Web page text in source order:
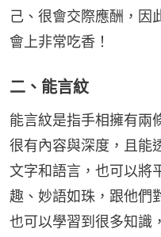
己、很會交際應酬，因
會上非常吃香！
二、能言紋
能言紋是指手相擁有兩
很有內容與深度，且能
文字和語言，也可以將
趣、妙語如珠，跟他們
也可以學習到很多知識